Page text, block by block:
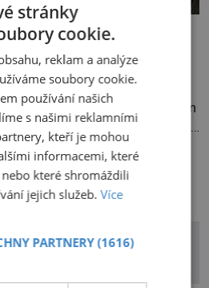
která pálí
může na věci neznalého
žádné velké šelmy, možná jen
na jedovaté pavouky a štíry a
keř se srdčitými listy.
se pronikavá bolest, která
tento […]
Z RUBRIKY
stránky
cookie.
reklam a analýze
soubory cookie.
používání našich
s našimi reklamními
kteří je mohou
informacemi, které
které shromáždili
jejich služeb.Více
PARTNERY(1616)